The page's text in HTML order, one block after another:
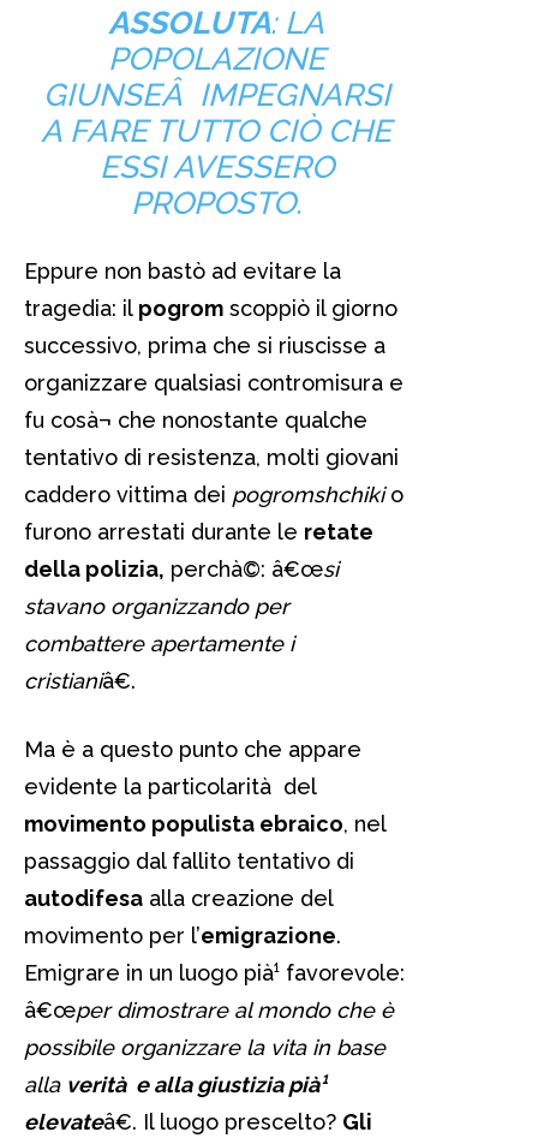
ASSOLUTA: LA
POPOLAZIONE
GIUNSEÂ IMPEGNARSI
A FARE TUTTO CIÒ CHE
ESSI AVESSERO
PROPOSTO.
Eppure non bastò ad evitare la
tragedia: il pogrom scoppiò il giorno
successivo, prima che si riuscisse a
organizzare qualsiasi contromisura e
fu cosà¬ che nonostante qualche
tentativo di resistenza, molti giovani
caddero vittima dei pogromshchikio
furono arrestati durante le retate
della polizia, perchà©: â€œsi
stavano organizzando per
combattere apertamente i
cristianiâ€.
Ma è a questo punto che appare
evidente la particolarità del
movimento populista ebraico, nel
passaggio dal fallito tentativo di
autodifesa alla creazione del
movimento per l’emigrazione.
Emigrare in un luogo pià¹ favorevole:
â€œper dimostrare al mondo che è
possibile organizzare la vita in base
alla verità e alla giustizia pià¹
elevateâ€. Il luogo prescelto? Gli